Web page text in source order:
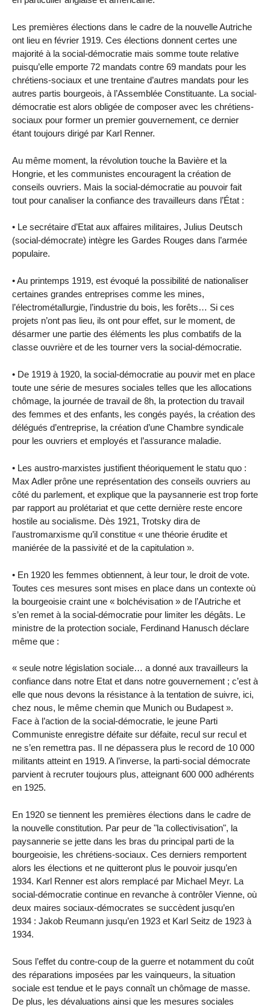
Les premières élections dans le cadre de la nouvelle Autriche
ont lieu en février 1919. Ces élections donnent certes une
majorité à la social-démocratie mais somme toute relative
puisqu’elle emporte 72 mandats contre 69 mandats pour les
chrétiens-sociaux et une trentaine d’autres mandats pour les
autres partis bourgeois, à l’Assemblée Constituante. La social-
démocratie est alors obligée de composer avec les chrétiens-
sociaux pour former un premier gouvernement, ce dernier
étant toujours dirigé par Karl Renner.
Au même moment, la révolution touche la Bavière et la
Hongrie, et les communistes encouragent la création de
conseils ouvriers. Mais la social-démocratie au pouvoir fait
tout pour canaliser la confiance des travailleurs dans l’État :
• Le secrétaire d’Etat aux affaires militaires, Julius Deutsch
(social-démocrate) intègre les Gardes Rouges dans l’armée
populaire.
• Au printemps 1919, est évoqué la possibilité de nationaliser
certaines grandes entreprises comme les mines,
l’électrométallurgie, l’industrie du bois, les forêts… Si ces
projets n’ont pas lieu, ils ont pour effet, sur le moment, de
désarmer une partie des éléments les plus combatifs de la
classe ouvrière et de les tourner vers la social-démocratie.
• De 1919 à 1920, la social-démocratie au pouvir met en place
toute une série de mesures sociales telles que les allocations
chômage, la journée de travail de 8h, la protection du travail
des femmes et des enfants, les congés payés, la création des
délégués d’entreprise, la création d’une Chambre syndicale
pour les ouvriers et employés et l’assurance maladie.
• Les austro-marxistes justifient théoriquement le statu quo :
Max Adler prône une représentation des conseils ouvriers au
côté du parlement, et explique que la paysannerie est trop forte
par rapport au prolétariat et que cette dernière reste encore
hostile au socialisme. Dès 1921, Trotsky dira de
l’austromarxisme qu’il constitue « une théorie érudite et
maniérée de la passivité et de la capitulation ».
• En 1920 les femmes obtiennent, à leur tour, le droit de vote.
Toutes ces mesures sont mises en place dans un contexte où
la bourgeoisie craint une « bolchévisation » de l’Autriche et
s’en remet à la social-démocratie pour limiter les dégâts. Le
ministre de la protection sociale, Ferdinand Hanusch déclare
même que :
« seule notre législation sociale… a donné aux travailleurs la
confiance dans notre Etat et dans notre gouvernement ; c’est à
elle que nous devons la résistance à la tentation de suivre, ici,
chez nous, le même chemin que Munich ou Budapest ».
Face à l’action de la social-démocratie, le jeune Parti
Communiste enregistre défaite sur défaite, recul sur recul et
ne s’en remettra pas. Il ne dépassera plus le record de 10 000
militants atteint en 1919. A l’inverse, la parti-social démocrate
parvient à recruter toujours plus, atteignant 600 000 adhérents
en 1925.
En 1920 se tiennent les premières élections dans le cadre de
la nouvelle constitution. Par peur de "la collectivisation", la
paysannerie se jette dans les bras du principal parti de la
bourgeoisie, les chrétiens-sociaux. Ces derniers remportent
alors les élections et ne quitteront plus le pouvoir jusqu’en
1934. Karl Renner est alors remplacé par Michael Meyr. La
social-démocratie continue en revanche à contrôler Vienne, où
deux maires sociaux-démocrates se succèdent jusqu’en
1934 : Jakob Reumann jusqu’en 1923 et Karl Seitz de 1923 à
1934.
Sous l’effet du contre-coup de la guerre et notamment du coût
des réparations imposées par les vainqueurs, la situation
sociale est tendue et le pays connaît un chômage de masse.
De plus, les dévaluations ainsi que les mesures sociales